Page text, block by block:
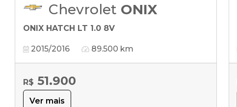
Chevrolet ONIX
ONIX HATCH LT 1.0 8V
2015/2016 89.500 km
R$ 51.900
Ver mais